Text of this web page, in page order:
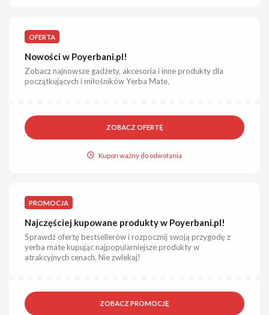
OFERTA
Nowości w Poyerbani.pl!
Zobacz najnowsze gadżety, akcesoria i inne produkty dla
początkujących i miłośników Yerba Mate.
ZOBACZ OFERTĘ
Kupon ważny do odwołania
PROMOCJA
Najczęściej kupowane produkty w Poyerbani.pl!
Sprawdź ofertę bestsellerów i rozpocznij swoją przygodę z
yerba mate kupując najpopularniejsze produkty w
atrakcyjnych cenach. Nie zwlekaj!
ZOBACZ PROMOCJĘ